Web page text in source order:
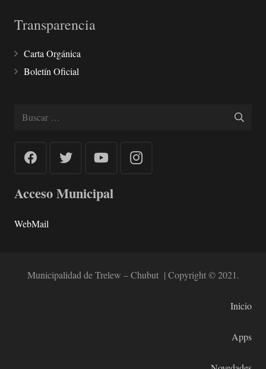
Transparencia
Carta Orgánica
Boletín Oficial
Buscar:
Acceso Municipal
WebMail
Municipalidad de Trelew – Chubut | Copyright © 2021.
Inicio
Apps